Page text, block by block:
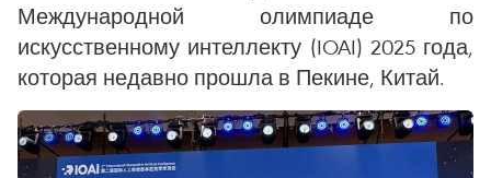
Международной олимпиаде по
искусственному интеллекту (IOAI) 2025 года,
которая недавно прошла в Пекине, Китай.